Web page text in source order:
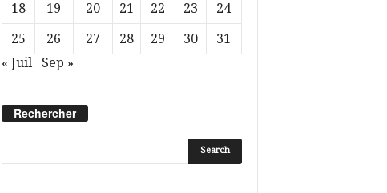
18
19 20 21 22 23
24
25
26 27 28 29 30
31
« Juil
Sep »
Rechercher